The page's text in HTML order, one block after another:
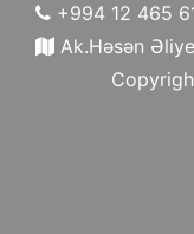
+994 12 465
Ak.Həsən